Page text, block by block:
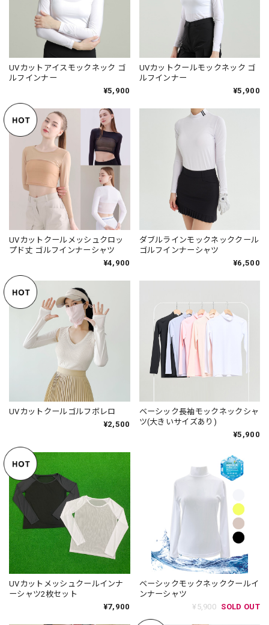
UVカットアイスモックネック ゴ
ルフインナー
¥5,900
UVカットクールモックネック ゴ
ルフインナー
¥5,900
UVカットクールメッシュクロッ
プド丈 ゴルフインナーシャツ
¥4,900
ダブルラインモックネッククール
ゴルフインナーシャツ
¥6,500
UVカットクールゴルフボレロ
¥2,500
ベーシック長袖モックネックシャ
ツ(大きいサイズあり)
¥5,900
UVカットメッシュクールインナ
ーシャツ2枚セット
¥7,900
ベーシックモックネッククールイ
ンナーシャツ
¥5,900 SOLD OUT